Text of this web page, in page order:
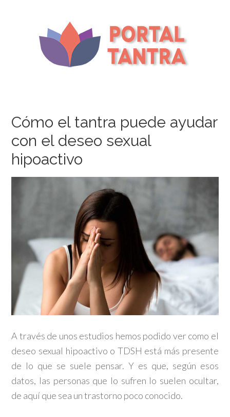
Cómo el tantra puede ayudar
con el deseo sexual
hipoactivo
A través de unos estudios hemos podido ver como el
deseo sexual hipoactivo o TDSH está más presente
de lo que se suele pensar. Y es que, según esos
datos, las personas que lo sufren lo suelen ocultar,
de aquí que sea un trastorno poco conocido.